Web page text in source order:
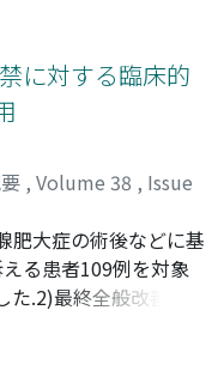
with anti-prostatic
diagnosis was that
in the
Fujisawa, Yasuhito;
;Ito, Hiromi ;
Jun;Miura, Yasushi
く仮想円面積比にも
による前立腺の体積
量の改善には相関を
られず, 1例にごく
中止により消失した
に対する臨床的
, Volume 38 , Issue
川, 正信;西島, 高明;
, 俊門;辻田, 正昭;江
啓介;森川, 洋二;
肥大症の術後などに基
る患者109例を対象
.2)最終全般改善度
あった.4)有用度は